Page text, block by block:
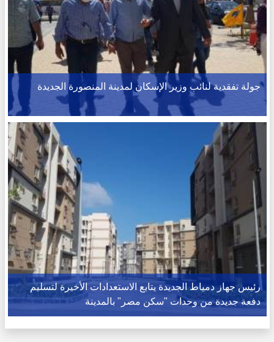
جولة تفقدية لنائب وزير الإسكان لمدينة المنصورة الجديدة
رئيس جهاز دمياط الجديدة يتابع الاستعدادات الأخيرة لتسليم
دفعة جديدة من وحدات "سكن مصر" بالمدينة